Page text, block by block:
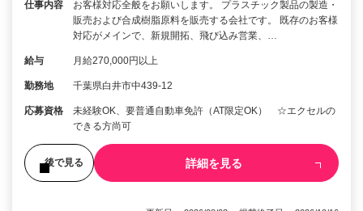
仕事内容
お客様対応全般をお願いします。 プラスチック製品の製造・
販売および合成樹脂原料を販売する会社です。 既存のお客様
対応がメインで、新規開拓、飛び込み営業、…
給与 月給270,000円以上
勤務地 千葉県白井市中439-12
応募資格
未経験OK、要普通自動車免許（AT限定OK） ☆エクセルの
できる方尚可
後で見る 詳細を見る